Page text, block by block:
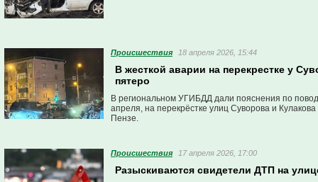
Проиcшествия 18 апреля 2026, 15:44
В жесткой аварии на перекрестке у
пятеро
В региональном УГИБДД дали пояснения по
апреля, на перекрёстке улиц Суворова и
Пензе.
Проиcшествия 17 апреля 2026, 17:00
Разыскиваются свидетели ДТП на